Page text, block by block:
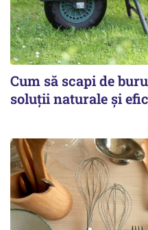
Cum să scapi de
soluții naturale și